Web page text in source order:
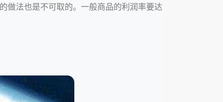
做法也是不可取的。一般商品的利润率要达